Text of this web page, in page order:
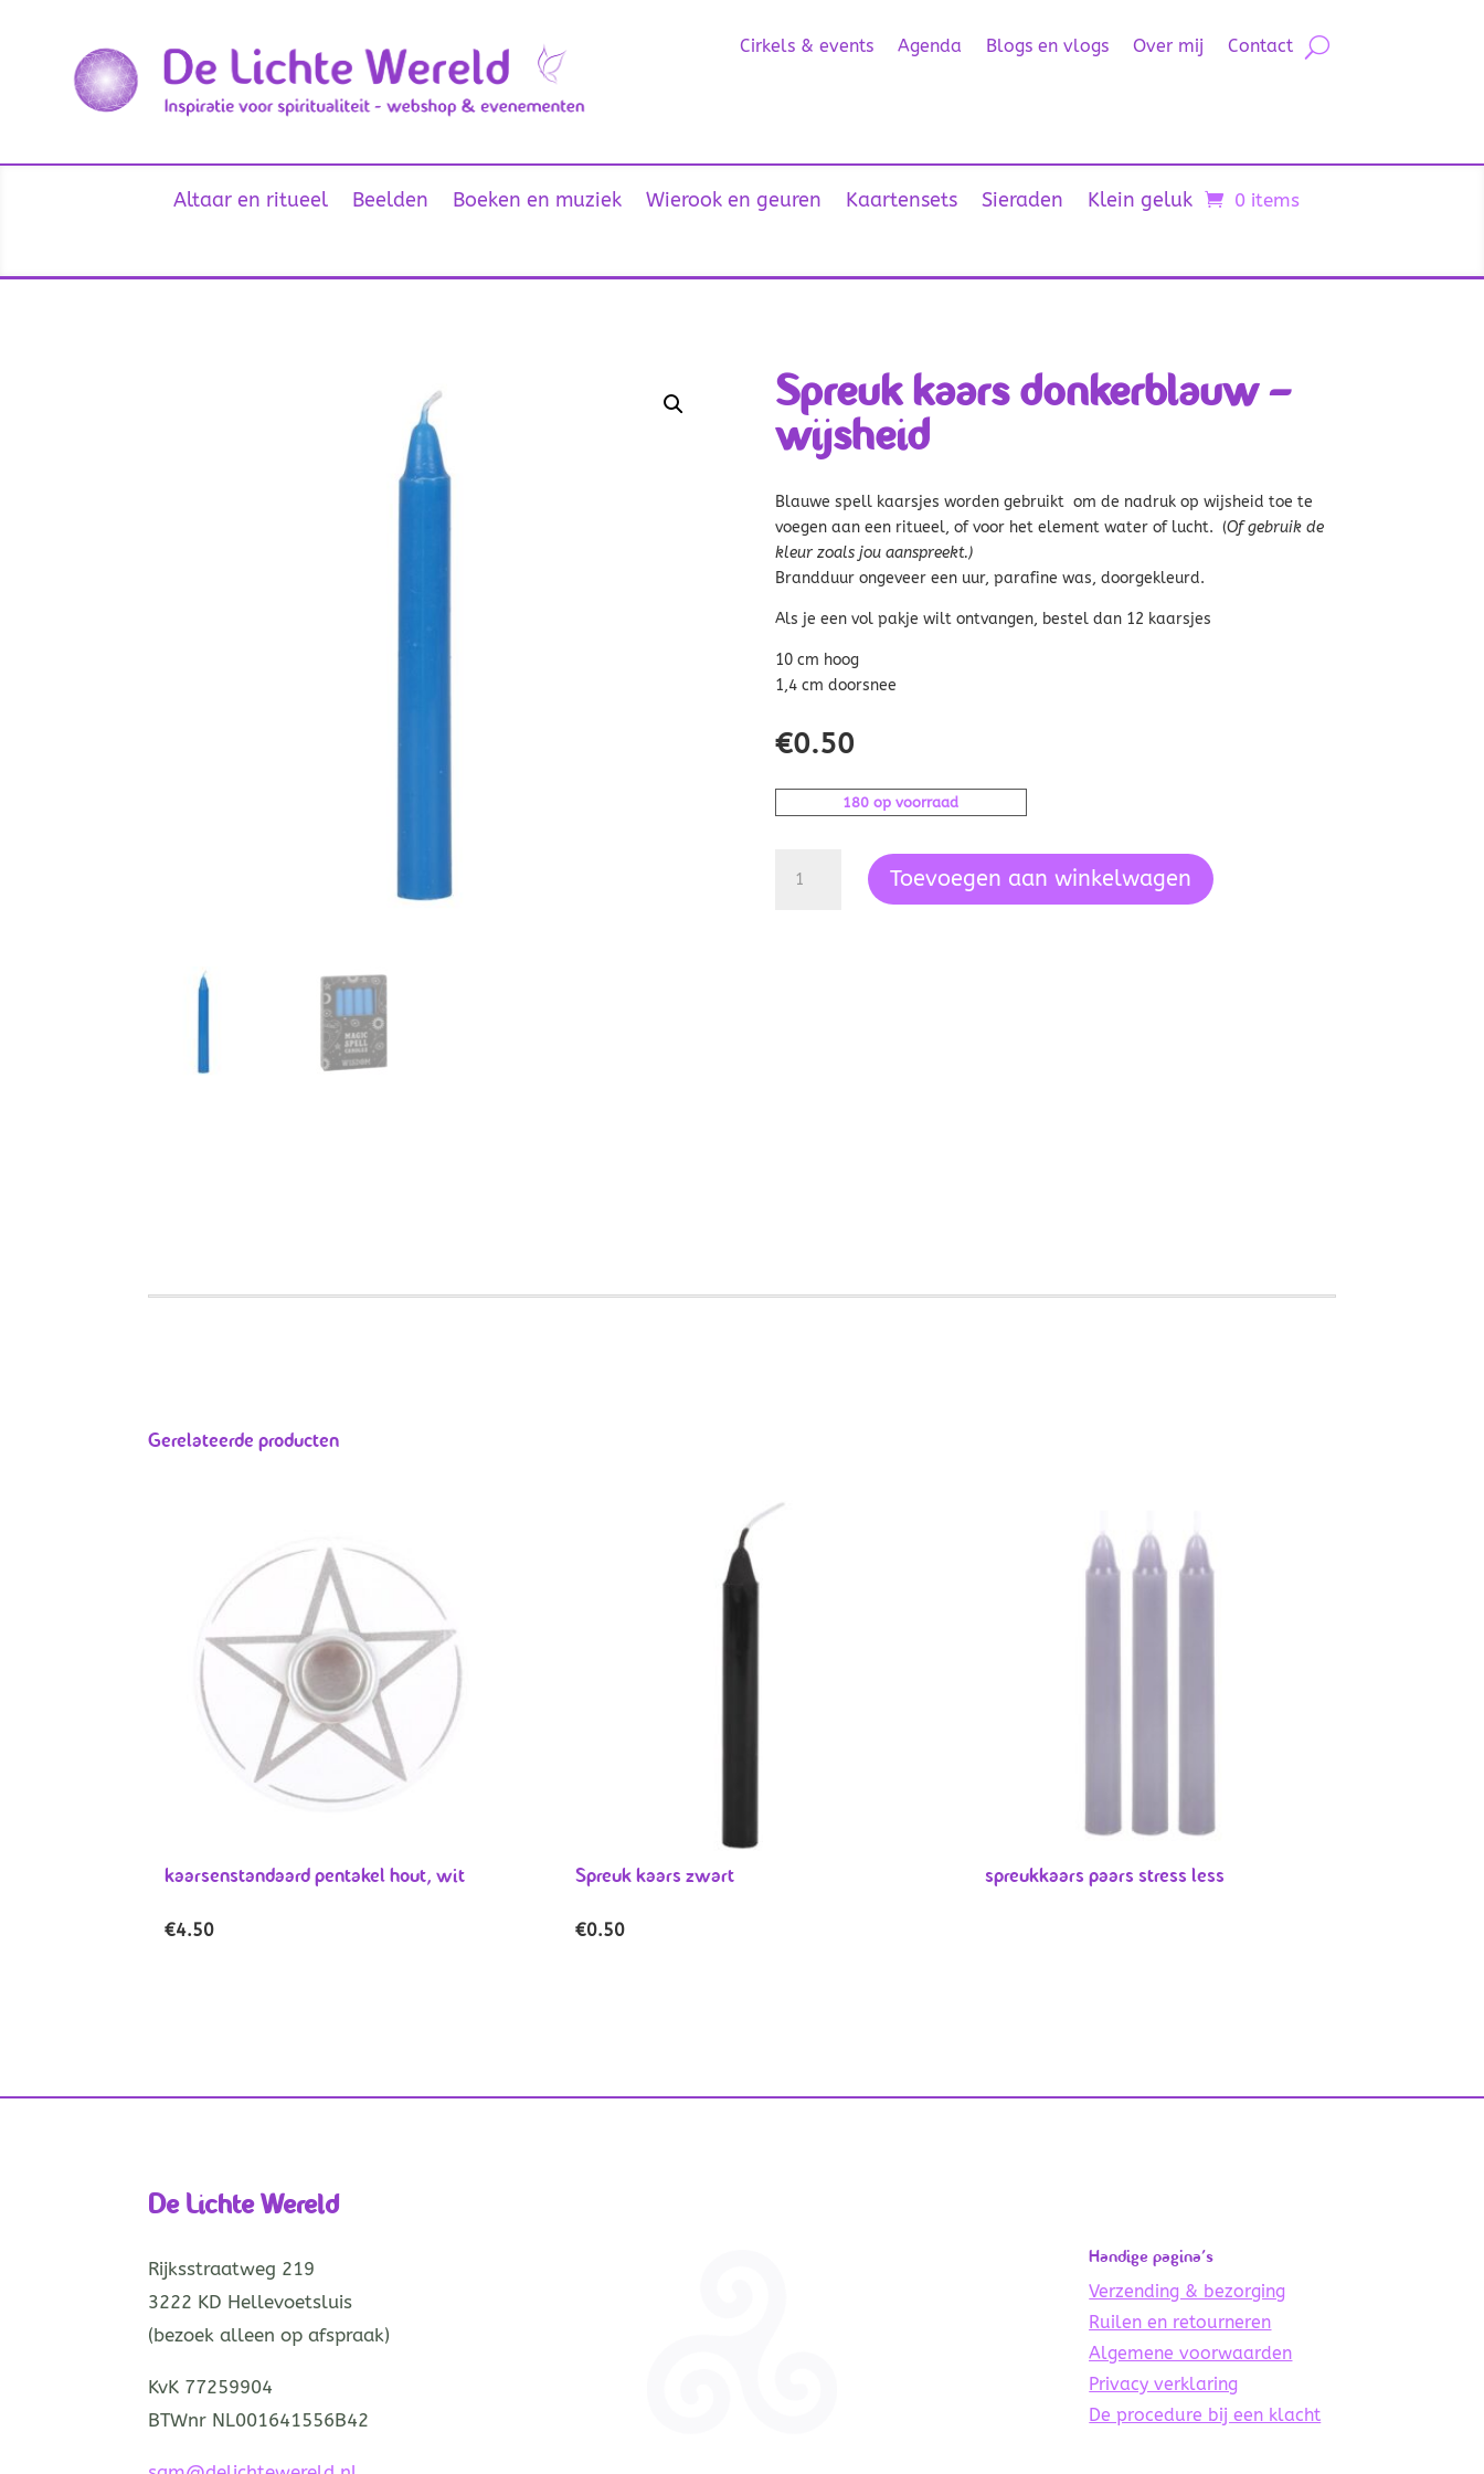
Cirkels & events Agenda Blogs en vlogs Over mij Contact
Altaar en ritueel Beelden Boeken en muziek Wierook en geuren Kaartensets Sieraden Klein geluk 0 items
Spreuk kaars donkerblauw –
wijsheid
Blauwe spell kaarsjes worden gebruikt om de nadruk op wijsheid toe te
voegen aan een ritueel, of voor het element water of lucht. (Of gebruik de
kleur zoals jou aanspreekt.)
Brandduur ongeveer een uur, parafine was, doorgekleurd.
Als je een vol pakje wilt ontvangen, bestel dan 12 kaarsjes
10 cm hoog
1,4 cm doorsnee
€0.50
180 op voorraad
kaars
Toevoegen aan winkelwagen
Gerelateerde producten
kaarsenstandaard pentakel hout, wit
€4.50
Spreuk kaars zwart
€0.50
spreukkaars paars stress less
De Lichte Wereld
Rijksstraatweg 219
3222 KD Hellevoetsluis
(bezoek alleen op afspraak)
KvK 77259904
BTWnr NL001641556B42
Handige pagina’s
Verzending & bezorging
Ruilen en retourneren
Algemene voorwaarden
Privacy verklaring
De procedure bij een klacht